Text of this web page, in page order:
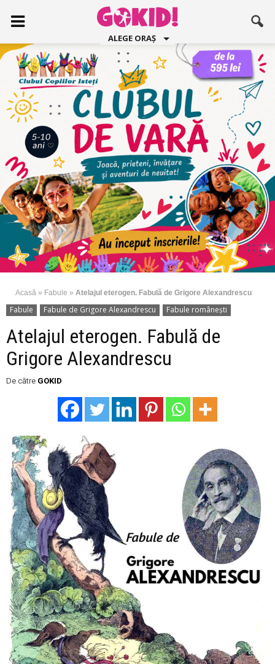
ALEGE ORAȘ
Acasă » Fabule » Atelajul eterogen. Fabulă de Grigore Alexandrescu
Fabule Fabule de Grigore Alexandrescu Fabule românești
Atelajul eterogen. Fabulă de
Grigore Alexandrescu
De către GOKID